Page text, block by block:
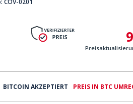
BITCOIN AKZEPTIERT PREIS IN BTC